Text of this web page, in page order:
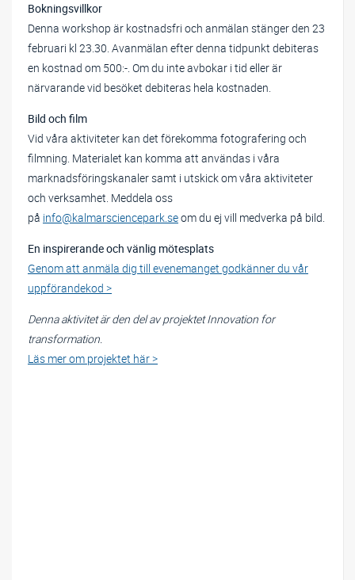
Bokningsvillkor
Denna workshop är kostnadsfri och anmälan stänger den 23
februari kl 23.30. Avanmälan efter denna tidpunkt debiteras
en kostnad om 500:-. Om du inte avbokar i tid eller är
närvarande vid besöket debiteras hela kostnaden.
Bild och film
Vid våra aktiviteter kan det förekomma fotografering och
filmning. Materialet kan komma att användas i våra
marknadsföringskanaler samt i utskick om våra aktiviteter
och verksamhet. Meddela oss
på info@kalmarsciencepark.seom du ej vill medverka på bild.
En inspirerande och vänlig mötesplats
Genom att anmäla dig till evenemanget godkänner du vår
uppförandekod >
Denna aktivitet är den del av projektet Innovation for
transformation.
Läs mer om projektet här >